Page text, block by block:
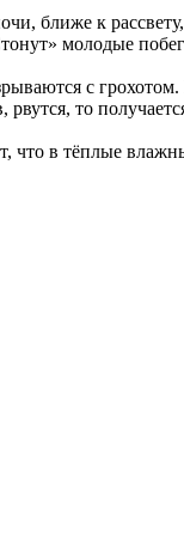
ближе к
молодые
с
то
что в тёплые